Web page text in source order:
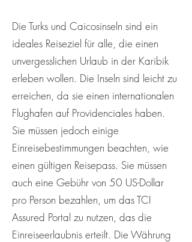
Die Turks und Caicosinseln sind ein
ideales Reiseziel für alle, die einen
unvergesslichen Urlaub in der Karibik
erleben wollen. Die Inseln sind leicht zu
erreichen, da sie einen internationalen
Flughafen auf Providenciales haben.
Sie müssen jedoch einige
Einreisebestimmungen beachten, wie
einen gültigen Reisepass. Sie müssen
auch eine Gebühr von 50 US-Dollar
pro Person bezahlen, um das TCI
Assured Portal zu nutzen, das die
Einreiseerlaubnis erteilt. Die Währung